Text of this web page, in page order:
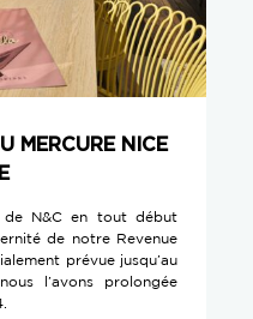
MERCURE NICE
de N&C en tout début
de notre Revenue
prévue jusqu’au
l’avons prolongée